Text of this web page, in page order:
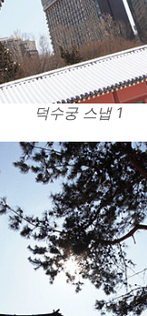
덕수궁 스냅 1